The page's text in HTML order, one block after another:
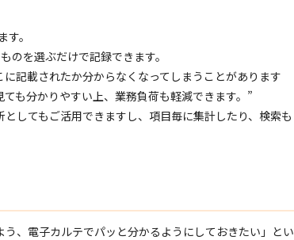
。
のを選ぶだけで記録できます。
記載されたか分からなくなってしまうことがあります
も分かりやすい上、業務負荷も軽減できます。”
してもご活用できますし、項目毎に集計したり、検索も
、電子カルテでパッと分かるようにしておきたい」とい